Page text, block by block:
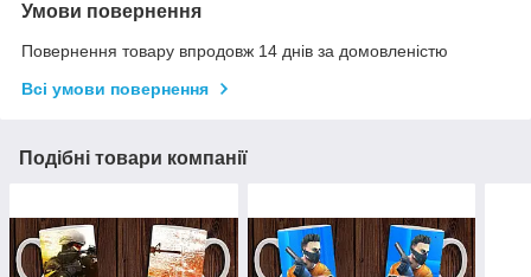
Умови повернення
Повернення товару впродовж 14 днів за домовленістю
Всі умови повернення
Подібні товари компанії